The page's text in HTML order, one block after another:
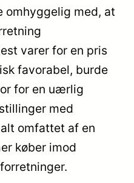
med, at
varer for en pris
favorabel, burde
for en uærlig
med
omfattet af en
køber imod